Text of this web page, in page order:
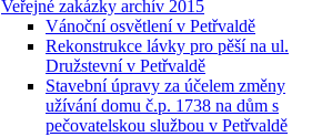
Veřejné zakázky archív 2015
Vánoční osvětlení v Petřvaldě
Rekonstrukce lávky pro pěší na ul.
Družstevní v Petřvaldě
Stavební úpravy za účelem změny
užívání domu č.p. 1738 na dům s
pečovatelskou službou v Petřvaldě